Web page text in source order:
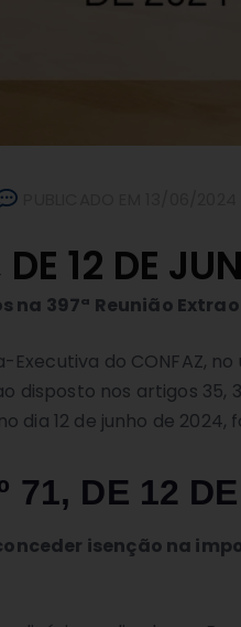
12 DE
na 397ª Reunião
do CONFAZ,
disposto nos artigos 35,
dia 12 de junho de
71, DE 12
isenção na